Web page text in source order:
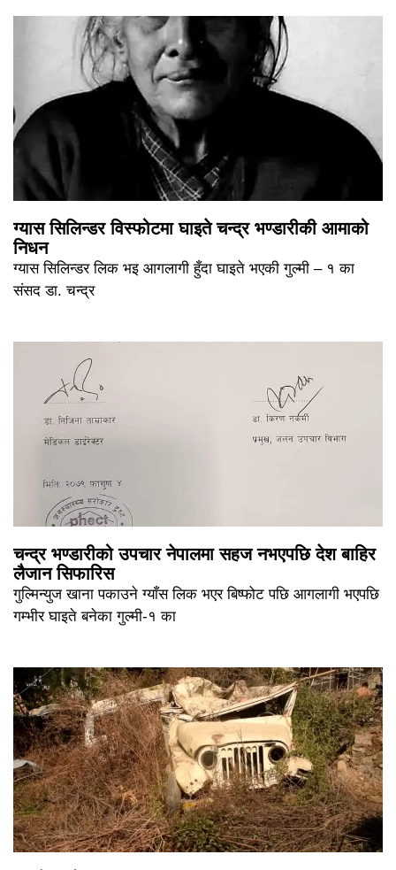
ग्यास सिलिन्डर विस्फोटमा घाइते चन्द्र भण्डारीकी आमाको
निधन
ग्यास सिलिन्डर लिक भइ आगलागी हुँदा घाइते भएकी गुल्मी – १ का
संसद डा. चन्द्र
चन्द्र भण्डारीको उपचार नेपालमा सहज नभएपछि देश बाहिर
लैजान सिफारिस
गुल्मिन्युज खाना पकाउने ग्याँस लिक भएर बिष्फोट पछि आगलागी भएपछि
गम्भीर घाइते बनेका गुल्मी-१ का